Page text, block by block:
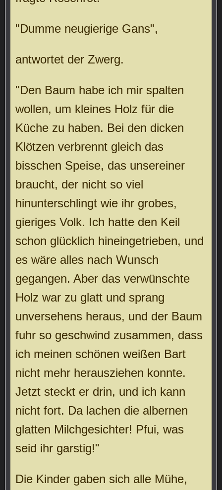
"Dumme neugierige Gans",
antwortet der Zwerg.
"Den Baum habe ich mir spalten
wollen, um kleines Holz für die
Küche zu haben. Bei den dicken
Klötzen verbrennt gleich das
bisschen Speise, das unsereiner
braucht, der nicht so viel
hinunterschlingt wie ihr grobes,
gieriges Volk. Ich hatte den Keil
schon glücklich hineingetrieben, und
es wäre alles nach Wunsch
gegangen. Aber das verwünschte
Holz war zu glatt und sprang
unversehens heraus, und der Baum
fuhr so geschwind zusammen, dass
ich meinen schönen weißen Bart
nicht mehr herausziehen konnte.
Jetzt steckt er drin, und ich kann
nicht fort. Da lachen die albernen
glatten Milchgesichter! Pfui, was
seid ihr garstig!"
Die Kinder gaben sich alle Mühe,